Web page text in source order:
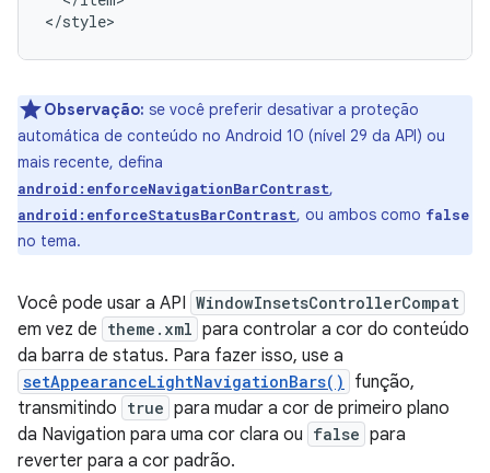
Observação: se você preferir desativar a proteção
automática de conteúdo no Android 10 (nível 29 da API) ou
mais recente, defina
android:enforceNavigationBarContrast,
android:enforceStatusBarContrast, ou ambos como false
no tema.
Você pode usar a API WindowInsetsControllerCompat
em vez de theme.xml para controlar a cor do conteúdo
da barra de status. Para fazer isso, use a
setAppearanceLightNavigationBars()
função,
transmitindo true para mudar a cor de primeiro plano
da Navigation para uma cor clara ou false para
reverter para a cor padrão.